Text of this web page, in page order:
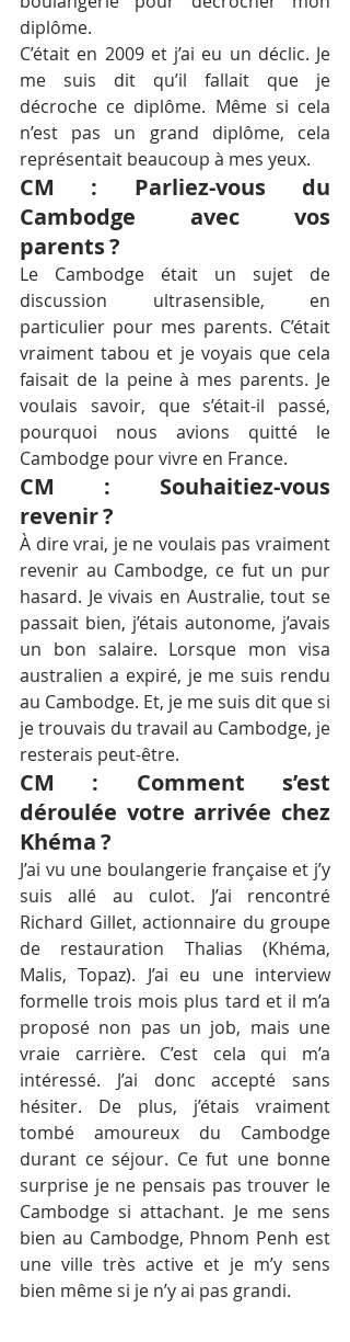
diplôme.
C’était en 2009 et j’ai eu un déclic. Je
me suis dit qu’il fallait que je
décroche ce diplôme. Même si cela
n’est pas un grand diplôme, cela
représentait beaucoup à mes yeux.
CM : Parliez-vous du
Cambodge avec vos
parents ?
Le Cambodge était un sujet de
discussion ultrasensible, en
particulier pour mes parents. C’était
vraiment tabou et je voyais que cela
faisait de la peine à mes parents. Je
voulais savoir, que s’était-il passé,
pourquoi nous avions quitté le
Cambodge pour vivre en France.
CM : Souhaitiez-vous
revenir ?
À dire vrai, je ne voulais pas vraiment
revenir au Cambodge, ce fut un pur
hasard. Je vivais en Australie, tout se
passait bien, j’étais autonome, j’avais
un bon salaire. Lorsque mon visa
australien a expiré, je me suis rendu
au Cambodge. Et, je me suis dit que si
je trouvais du travail au Cambodge, je
resterais peut-être.
CM : Comment s’est
déroulée votre arrivée chez
Khéma ?
J’ai vu une boulangerie française et j’y
suis allé au culot. J’ai rencontré
Richard Gillet, actionnaire du groupe
de restauration Thalias (Khéma,
Malis, Topaz). J’ai eu une interview
formelle trois mois plus tard et il m’a
proposé non pas un job, mais une
vraie carrière. C’est cela qui m’a
intéressé. J’ai donc accepté sans
hésiter. De plus, j’étais vraiment
tombé amoureux du Cambodge
durant ce séjour. Ce fut une bonne
surprise je ne pensais pas trouver le
Cambodge si attachant. Je me sens
bien au Cambodge, Phnom Penh est
une ville très active et je m’y sens
bien même si je n’y ai pas grandi.